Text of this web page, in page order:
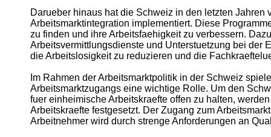
Darueber hinaus hat die Schweiz in den letzten Jahren
Arbeitsmarktintegration implementiert. Diese
zu finden und ihre Arbeitsfaehigkeit zu verbessern.
Arbeitsvermittlungsdienste und Unterstuetzung bei der
die Arbeitslosigkeit zu reduzieren und die
Im Rahmen der Arbeitsmarktpolitik in der Schweiz
Arbeitsmarktzugangs eine wichtige Rolle. Um den
fuer einheimische Arbeitskraefte offen zu halten,
Arbeitskraefte festgesetzt. Der Zugang zum
Arbeitnehmer wird durch strenge Anforderungen an